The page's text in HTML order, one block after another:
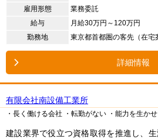
雇用形態
業務委託
給与
月給30万円～120万円
勤務地
東京都首都圏の客先（在宅
詳細情報
有限会社南設備工業所
・長く働ける会社 ・転勤がない ・能力を生か
建設業界で役立つ資格取得を推進し、